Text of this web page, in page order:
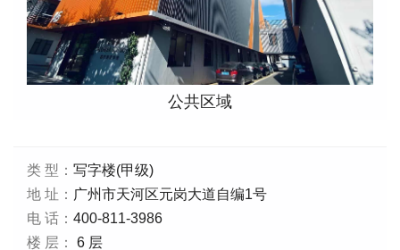
公共区域
类 型： 写字楼(甲级)
地 址： 广州市天河区元岗大道自编1号
电 话： 400-811-3986
楼 层：
6 层